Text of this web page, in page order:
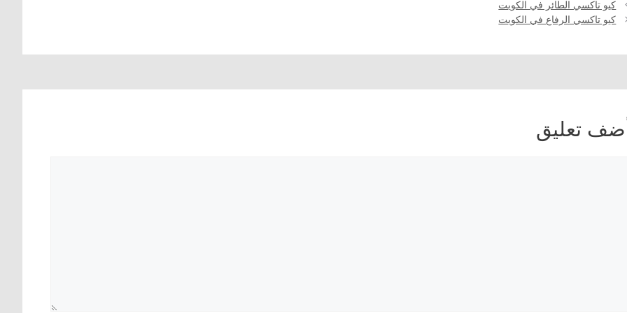
كيو تاكسي الطائر في الكويت
كيو تاكسي الرفاع في الكويت
تعليق